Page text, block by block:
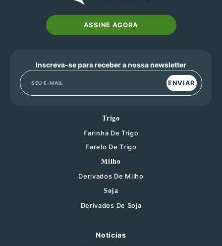
ASSINE AGORA
Inscreva-se para receber a nossa newsletter
ENVIAR
Trigo
Farinha De Trigo
Farelo De Trigo
Milho
Derivados De Milho
Soja
Derivados De Soja
Notícias